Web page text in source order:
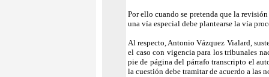
Por ello cuando se pretenda que la
una vía especial debe plantearse la vía
Al respecto, Antonio Vázquez Vialard,
el caso con vigencia para los tribunales
pie de página del párrafo transcripto el
la cuestión debe tramitar de acuerdo a